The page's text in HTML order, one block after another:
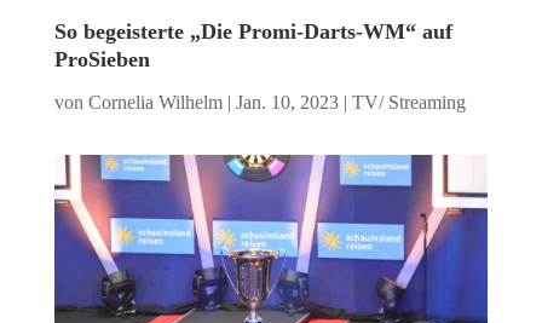
So begeisterte „Die Promi-Darts-WM“ auf
ProSieben
von Cornelia Wilhelm| Jan. 10, 2023| TV/ Streaming